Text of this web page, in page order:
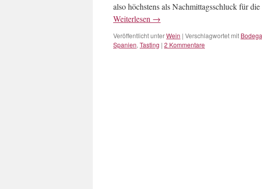
also höchstens als Nachmittagsschluck für
Weiterlesen →
Veröffentlicht unterWein | Verschlagwortet mit
Spanien, Tasting | 2 Kommentare